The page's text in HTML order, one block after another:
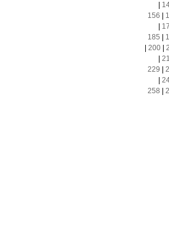
156
185
200|
229
258